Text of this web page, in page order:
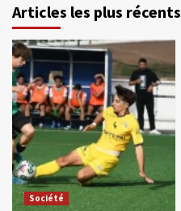
Articles les plus récents
Société